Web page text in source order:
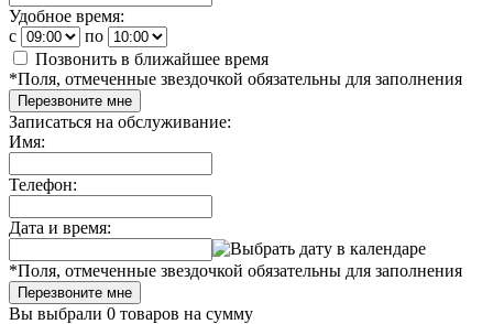
Удобное время:
c
по
Позвонить в ближайшее время
*Поля, отмеченные звездочкой обязательны для заполнения
Перезвоните мне
Записаться на обслуживание:
Имя:
Телефон:
Дата и время:
*Поля, отмеченные звездочкой обязательны для заполнения
Перезвоните мне
Вы выбрали 0 товаров на сумму